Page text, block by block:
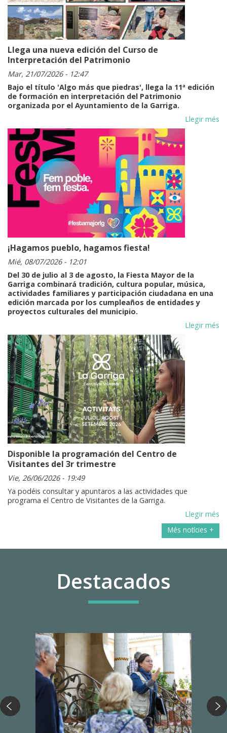
Llega una nueva edición del Curso de
Interpretación del Patrimonio
Mar, 21/07/2026 - 12:47
Bajo el título 'Algo más que piedras', llega la 11ª edición
de formación en interpretación del Patrimonio
organizada por el Ayuntamiento de la Garriga.
Llegir més
¡Hagamos pueblo, hagamos fiesta!
Mié, 08/07/2026 - 12:01
Del 30 de julio al 3 de agosto, la Fiesta Mayor de la
Garriga combinará tradición, cultura popular, música,
actividades familiares y participación ciudadana en una
edición marcada por los cumpleaños de entidades y
proyectos culturales del municipio.
Llegir més
Disponible la programación del Centro de
Visitantes del 3r trimestre
Vie, 26/06/2026 - 19:49
Ya podéis consultar y apuntaros a las actividades que
programa el Centro de Visitantes de la Garriga.
Llegir més
Més notícies +
Destacados